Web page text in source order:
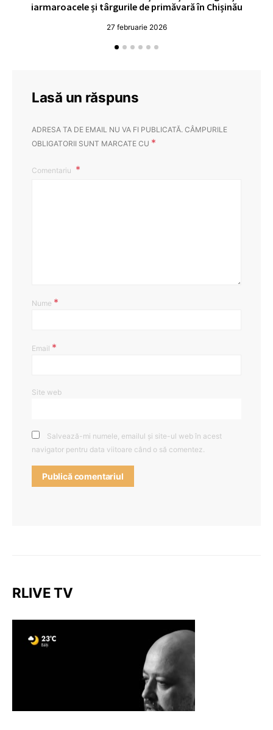
iarmaroacele și târgurile de primăvară în Chișinău
27 februarie 2026
Lasă un răspuns
ADRESA TA DE EMAIL NU VA FI PUBLICATĂ. CÂMPURILE
OBLIGATORII SUNT MARCATE CU *
Comentariu
Nume *
Email *
Site web
Salvează-mi numele, emailul și site-ul web în acest
navigator pentru data viitoare când o să comentez.
RLIVE TV